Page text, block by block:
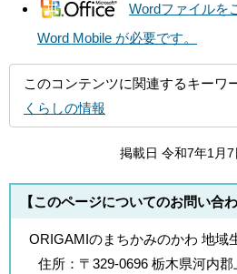
Wordファイルを
Word Mobile が必要です。
このコンテンツに関連するキーワ
くらしの情報
掲載日 令和7年1月7
【このページについてのお問い合わ
ORIGAMIのまちかみのかわ 地域
住所： 〒329-0696 栃木県河内